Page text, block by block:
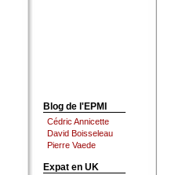
Blog de l'EPMI
Cédric Annicette
David Boisseleau
Pierre Vaede
Expat en UK